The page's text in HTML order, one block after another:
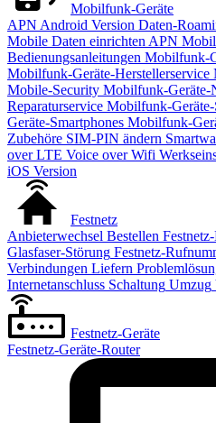
Mobilfunk-Geräte
APN Android Version Daten-
Mobile Daten einrichten APN
Bedienungsanleitungen Mobilfunk-
Mobilfunk-Geräte-Herstellerservice
Mobile-Security Mobilfunk-Geräte-
Reparaturservice Mobilfunk-Geräte-
Geräte-Smartphones Mobilfunk-
Zubehöre SIM-PIN ändern
over LTE Voice over Wifi
iOS Version
Festnetz
Anbieterwechsel Bestellen
Glasfaser-Störung Festnetz-
Verbindungen Liefern
Internetanschluss Schaltung Umzug
Festnetz-Geräte
Festnetz-Geräte-Router